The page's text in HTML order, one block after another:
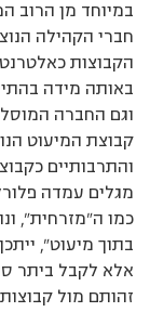
במיוחד מן הרוב
חברי הקהילה
הקבוצות
באותה מידה
וגם החברה
קבוצת המיעוט
והתרבותיים
מגלים עמדה
כמו ה”מזרחית”,
בתוך מיעוט”,
אלא לקבל ביתר
זהותם מול